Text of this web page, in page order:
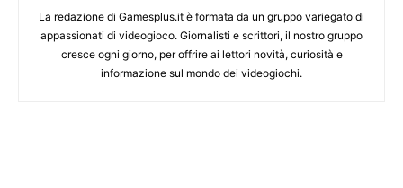
La redazione di Gamesplus.it è formata da un gruppo variegato di
appassionati di videogioco. Giornalisti e scrittori, il nostro gruppo
cresce ogni giorno, per offrire ai lettori novità, curiosità e
informazione sul mondo dei videogiochi.